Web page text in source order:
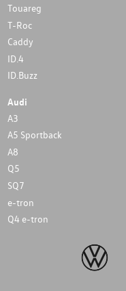
Touareg
T-Roc
Caddy
ID.4
ID.Buzz
Audi
A3
A5 Sportback
A8
Q5
SQ7
e-tron
Q4 e-tron